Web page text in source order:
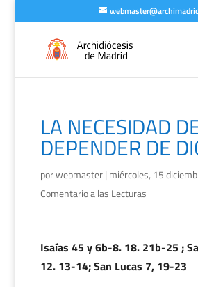
LA NECESIDAD
DEPENDER DE
porwebmaster| miércoles, 15
Comentario a las Lecturas
Isaías 45 y 6b-8. 18. 21b-25 ;
12. 13-14; San Lucas 7, 19-23